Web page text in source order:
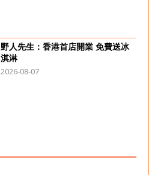
野人先生：香港首店開業 免費送冰
淇淋
2026-08-07